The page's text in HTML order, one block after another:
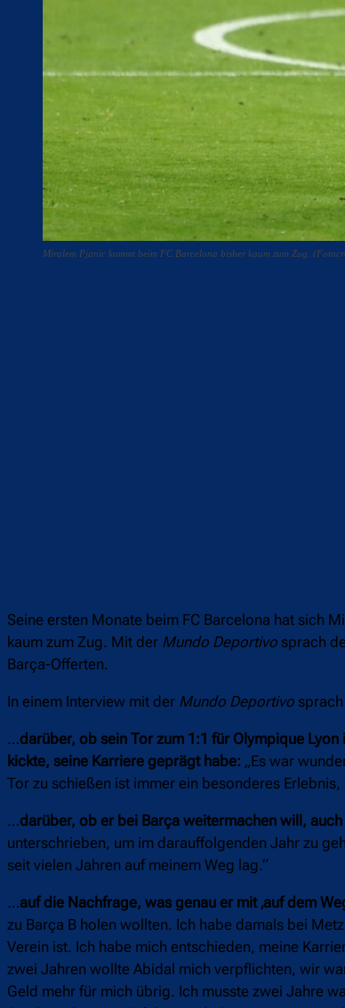
Miralem Pjanic kommt beim FC Barcelona bisher kaum zum Zug.
Seine ersten Monate beim FC Barcelona hat sich
kaum zum Zug. Mit der Mundo Deportivo sprach
Barça-Offerten.
In einem Interview mit der Mundo Deportivo
…darüber, ob sein Tor zum 1:1 für Olympique
kickte, seine Karriere geprägt habe: „Es war
Tor zu schießen ist immer ein besonderes
…darüber, ob er bei Barça weitermachen will,
unterschrieben, um im darauffolgenden Jahr zu
seit vielen Jahren auf meinem Weg lag.“
…auf die Nachfrage, was genau er mit ‚auf dem
zu Barça B holen wollten. Ich habe damals bei
Verein ist. Ich habe mich entschieden, meine
zwei Jahren wollte Abidal mich verpflichten, wir
Geld mehr für mich übrig. Ich musste zwei Jahre